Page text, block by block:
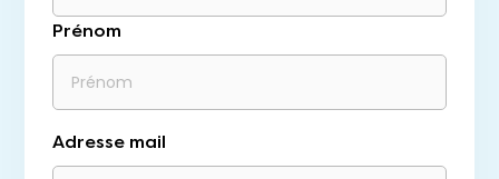
Prénom
Adresse mail